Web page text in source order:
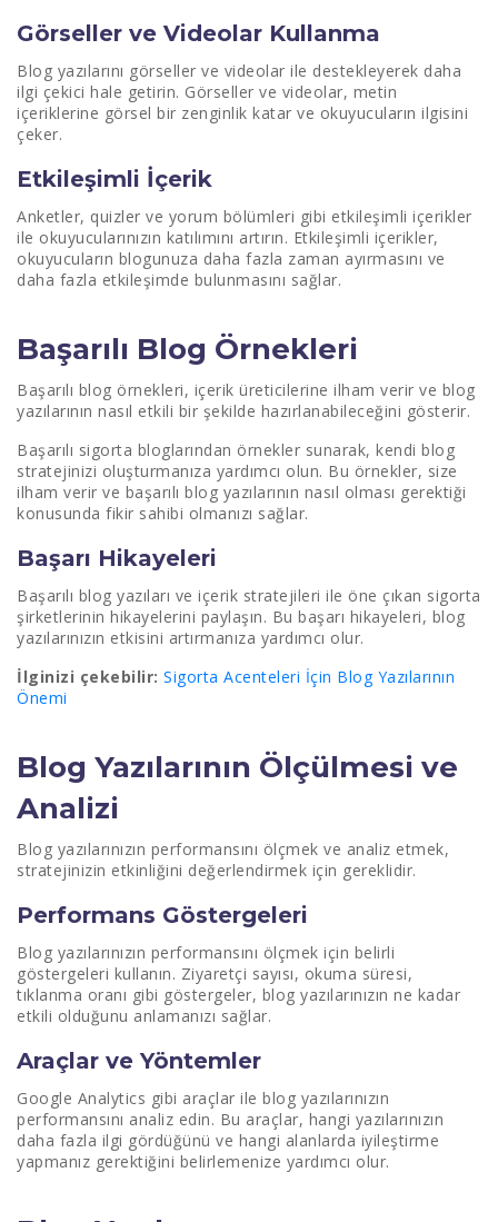
Görseller ve Videolar Kullanma
Blog yazılarını görseller ve videolar ile destekleyerek daha
ilgi çekici hale getirin. Görseller ve videolar, metin
içeriklerine görsel bir zenginlik katar ve okuyucuların ilgisini
çeker.
Etkileşimli İçerik
Anketler, quizler ve yorum bölümleri gibi etkileşimli içerikler
ile okuyucularınızın katılımını artırın. Etkileşimli içerikler,
okuyucuların blogunuza daha fazla zaman ayırmasını ve
daha fazla etkileşimde bulunmasını sağlar.
Başarılı Blog Örnekleri
Başarılı blog örnekleri, içerik üreticilerine ilham verir ve blog
yazılarının nasıl etkili bir şekilde hazırlanabileceğini gösterir.
Başarılı sigorta bloglarından örnekler sunarak, kendi blog
stratejinizi oluşturmanıza yardımcı olun. Bu örnekler, size
ilham verir ve başarılı blog yazılarının nasıl olması gerektiği
konusunda fikir sahibi olmanızı sağlar.
Başarı Hikayeleri
Başarılı blog yazıları ve içerik stratejileri ile öne çıkan sigorta
şirketlerinin hikayelerini paylaşın. Bu başarı hikayeleri, blog
yazılarınızın etkisini artırmanıza yardımcı olur.
İlginizi çekebilir: Sigorta Acenteleri İçin Blog Yazılarının
Önemi
Blog Yazılarının Ölçülmesi ve
Analizi
Blog yazılarınızın performansını ölçmek ve analiz etmek,
stratejinizin etkinliğini değerlendirmek için gereklidir.
Performans Göstergeleri
Blog yazılarınızın performansını ölçmek için belirli
göstergeleri kullanın. Ziyaretçi sayısı, okuma süresi,
tıklanma oranı gibi göstergeler, blog yazılarınızın ne kadar
etkili olduğunu anlamanızı sağlar.
Araçlar ve Yöntemler
Google Analytics gibi araçlar ile blog yazılarınızın
performansını analiz edin. Bu araçlar, hangi yazılarınızın
daha fazla ilgi gördüğünü ve hangi alanlarda iyileştirme
yapmanız gerektiğini belirlemenize yardımcı olur.